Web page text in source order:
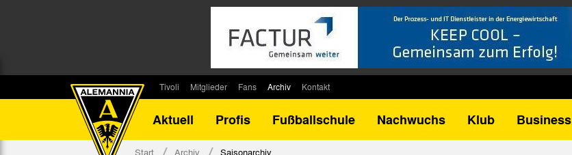
Tivoli
Stadionsprecher
Mitglieder
Kontakt
Fans
Fanbeirat
Archiv
Bilanz DFB-Pokal
Kontakt
Aktuell
Profis Fußballschule Nachwuchs Klub Business
Start Archiv Saisonarchiv